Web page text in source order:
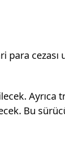
cezası
Bu